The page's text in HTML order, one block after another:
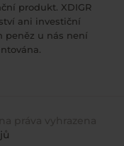
produkt. XDIGR
ani investiční
peněz u nás není